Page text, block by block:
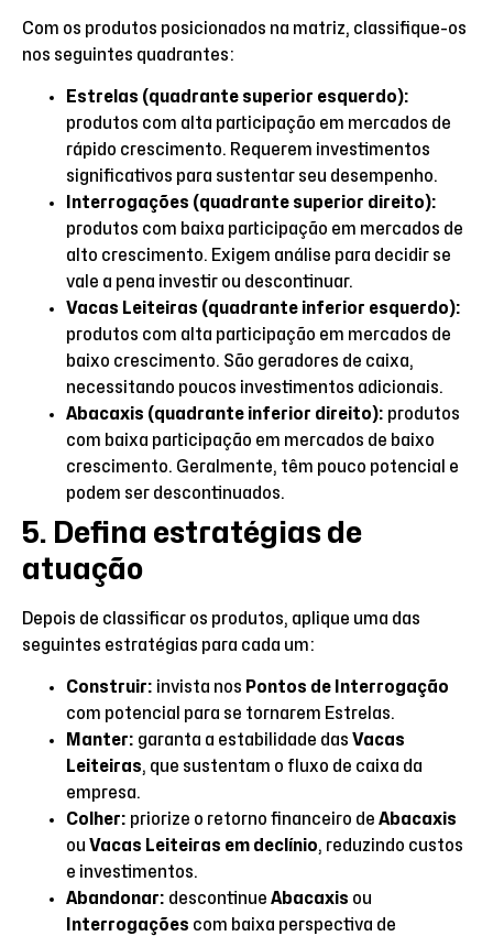
Com os produtos posicionados na matriz, classifique-os
nos seguintes quadrantes:
Estrelas (quadrante superior esquerdo):
produtos com alta participação em mercados de
rápido crescimento. Requerem investimentos
significativos para sustentar seu desempenho.
Interrogações (quadrante superior direito):
produtos com baixa participação em mercados de
alto crescimento. Exigem análise para decidir se
vale a pena investir ou descontinuar.
Vacas Leiteiras (quadrante inferior esquerdo):
produtos com alta participação em mercados de
baixo crescimento. São geradores de caixa,
necessitando poucos investimentos adicionais.
Abacaxis (quadrante inferior direito): produtos
com baixa participação em mercados de baixo
crescimento. Geralmente, têm pouco potencial e
podem ser descontinuados.
5. Defina estratégias de
atuação
Depois de classificar os produtos, aplique uma das
seguintes estratégias para cada um:
Construir: invista nos Pontos de Interrogação
com potencial para se tornarem Estrelas.
Manter: garanta a estabilidade das Vacas
Leiteiras, que sustentam o fluxo de caixa da
empresa.
Colher: priorize o retorno financeiro de Abacaxis
ou Vacas Leiteiras em declínio, reduzindo custos
e investimentos.
Abandonar: descontinue Abacaxis ou
Interrogações com baixa perspectiva de